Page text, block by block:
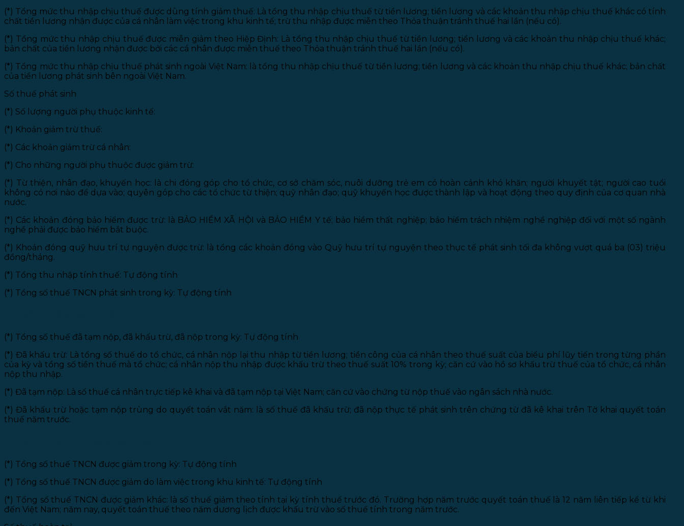
(*) Tổng mức thu nhập chịu thuế được dùng tính giảm thuế: Là tổng thu nhập chịu thuế từ tiền lương; tiền lương và các khoản thu nhập chịu thuế khác có tính
chất tiền lương nhận được của cá nhân làm việc trong khu kinh tế; trừ thu nhập được miễn theo Thỏa thuận tránh thuế hai lần (nếu có).
(*) Tổng mức thu nhập chịu thuế được miễn giảm theo Hiệp Định: Là tổng thu nhập chịu thuế từ tiền lương; tiền lương và các khoản thu nhập chịu thuế khác;
bản chất của tiền lương nhận được bởi các cá nhân được miễn thuế theo Thỏa thuận tránh thuế hai lần (nếu có).
(*) Tổng mức thu nhập chịu thuế phát sinh ngoài Việt Nam: là tổng thu nhập chịu thuế từ tiền lương; tiền lương và các khoản thu nhập chịu thuế khác; bản chất
của tiền lương phát sinh bên ngoài Việt Nam.
Số thuế phát sinh
(*) Số lượng người phụ thuộc kinh tế:
(*) Khoản giảm trừ thuế:
(*) Các khoản giảm trừ cá nhân:
(*) Cho những người phụ thuộc được giảm trừ:
(*) Từ thiện, nhân đạo, khuyến học: là chi đóng góp cho tổ chức, cơ sở chăm sóc, nuôi dưỡng trẻ em có hoàn cảnh khó khăn; người khuyết tật; người cao tuổi
không có nơi nào để dựa vào; quyên góp cho các tổ chức từ thiện; quỹ nhân đạo; quỹ khuyến học được thành lập và hoạt động theo quy định của cơ quan nhà
nước.
(*) Các khoản đóng bảo hiểm được trừ: là BẢO HIỂM XÃ HỘI và BẢO HIỂM Y tế; bảo hiểm thất nghiệp; bảo hiểm trách nhiệm nghề nghiệp đối với một số ngành
nghề phải được bảo hiểm bắt buộc.
(*) Khoản đóng quỹ hưu trí tự nguyện được trừ: là tổng các khoản đóng vào Quỹ hưu trí tự nguyện theo thực tế phát sinh tối đa không vượt quá ba (03) triệu
đồng/tháng.
(*) Tổng thu nhập tính thuế: Tự động tính
(*) Tổng số thuế TNCN phát sinh trong kỳ: Tự động tính
(*) Tổng số thuế đã tạm nộp, đã khấu trừ, đã nộp trong kỳ: Tự động tính
(*) Đã khấu trừ: Là tổng số thuế do tổ chức, cá nhân nộp lại thu nhập từ tiền lương; tiền công của cá nhân theo thuế suất của biểu phí lũy tiến trong từng phần
của kỳ và tổng số tiền thuế mà tổ chức; cá nhân nộp thu nhập được khấu trừ theo thuế suất 10% trong kỳ; căn cứ vào hồ sơ khấu trừ thuế của tổ chức, cá nhân
nộp thu nhập.
(*) Đã tạm nộp: Là số thuế cá nhân trực tiếp kê khai và đã tạm nộp tại Việt Nam; căn cứ vào chứng từ nộp thuế vào ngân sách nhà nước.
(*) Đã khấu trừ hoặc tạm nộp trùng do quyết toán vắt năm: là số thuế đã khấu trừ; đã nộp thực tế phát sinh trên chứng từ đã kê khai trên Tờ khai quyết toán
thuế năm trước.
(*) Tổng số thuế TNCN được giảm trong kỳ: Tự động tính
(*) Tổng số thuế TNCN được giảm do làm việc trong khu kinh tế: Tự động tính
(*) Tổng số thuế TNCN được giảm khác: là số thuế giảm theo tính tại kỳ tính thuế trước đó. Trường hợp năm trước quyết toán thuế là 12 năm liên tiếp kể từ khi
đến Việt Nam; năm nay, quyết toán thuế theo năm dương lịch được khấu trừ vào số thuế tính trong năm trước.